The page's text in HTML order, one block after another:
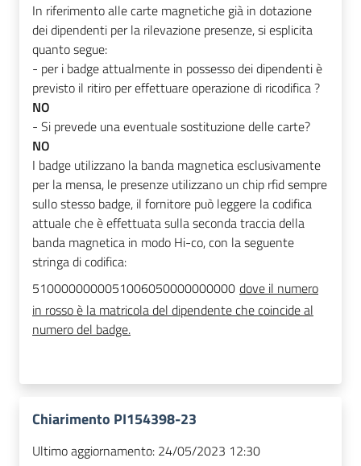
In riferimento alle carte magnetiche già in dotazione
dei dipendenti per la rilevazione presenze, siesplicita
quanto segue:
- per i badge attualmente in possesso dei dipendenti è
previsto il ritiro per effettuare operazione di ricodifica ?
NO
- Si prevede una eventuale sostituzione delle carte?
NO
I badge utilizzano la banda magnetica esclusivamente
per la mensa, le presenze utilizzano un chip rfid sempre
sullo stesso badge, il fornitore può leggere la codifica
attuale che è effettuata sulla seconda traccia della
banda magnetica in modo Hi-co, con la seguente
stringa di codifica:
5100000000051006050000000000 dove il numero
in rosso è la matricola del dipendente che coincide al
numero del badge.
Chiarimento PI154398-23
Ultimo aggiornamento: 24/05/2023 12:30